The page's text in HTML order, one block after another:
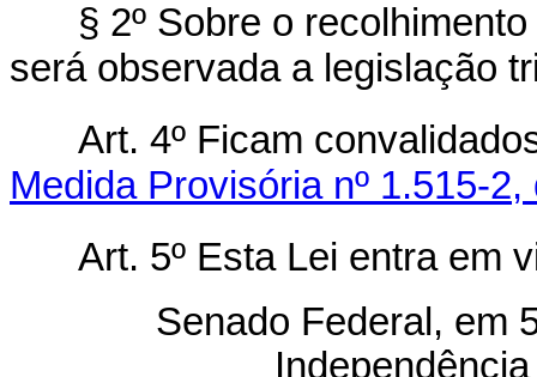
§ 2º Sobre o
será observada a legislação
Art. 4º Ficam
Medida Provisória nº 1.515-
Art. 5º Esta Lei entra em
Senado Federal, em